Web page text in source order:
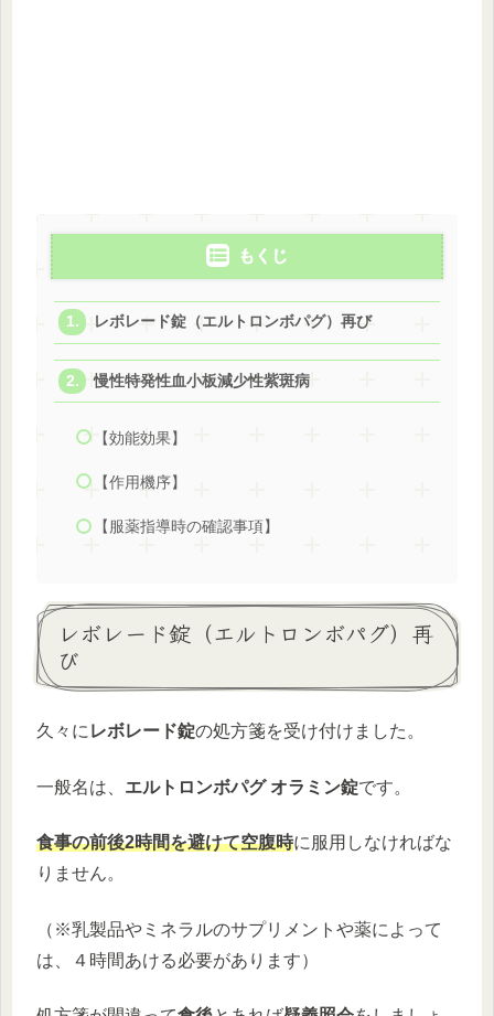
もくじ
レボレード錠（エルトロンボパグ）再び
慢性特発性血小板減少性紫斑病
【効能効果】
【作用機序】
【服薬指導時の確認事項】
レボレード錠（エルトロンボパグ）再
び
久々にレボレード錠の処方箋を受け付けました。
一般名は、 エルトロンボパグ オラミン錠です。
食事の前後2時間を避けて空腹時に服用しなければな
りません。
（※乳製品やミネラルのサプリメントや薬によって
は、４時間あける必要があります）